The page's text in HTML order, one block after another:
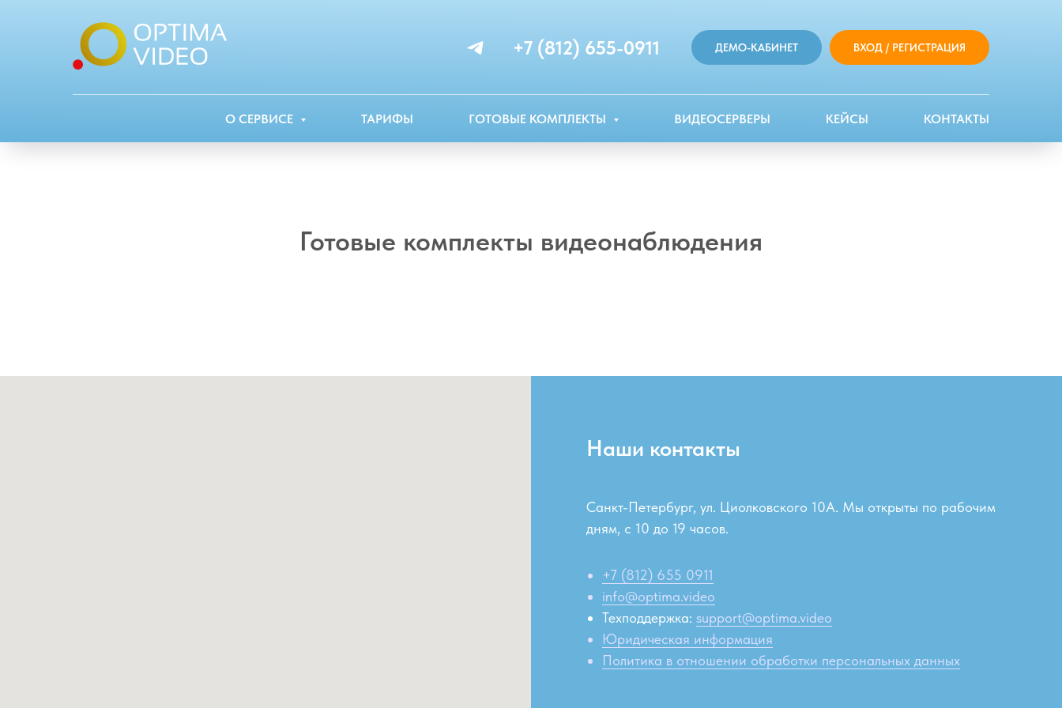
+7 (812) 655-0911 ДЕМО-КАБИНЕТ ВХОД / РЕГИСТРАЦИЯ
О СЕРВИСЕ ТАРИФЫ ГОТОВЫЕ КОМПЛЕКТЫ ВИДЕОСЕРВЕРЫ КЕЙСЫ КОНТАКТЫ
Готовые комплекты видеонаблюдения
Наши контакты
Санкт-Петербург, ул. Циолковского 10А. Мы открыты по рабочим
дням, c 10 до 19 часов.
+7 (812) 655 0911
info@optima.video
Техподдержка: support@optima.video
Юридическая информация
Политика в отношении обработки персональных данных